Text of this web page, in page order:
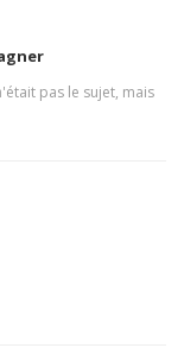
pas le sujet, mais